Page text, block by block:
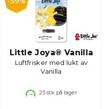
Little Joya® Vanilla
Luftfrisker med lukt av
Vanilla
23 stk på lager